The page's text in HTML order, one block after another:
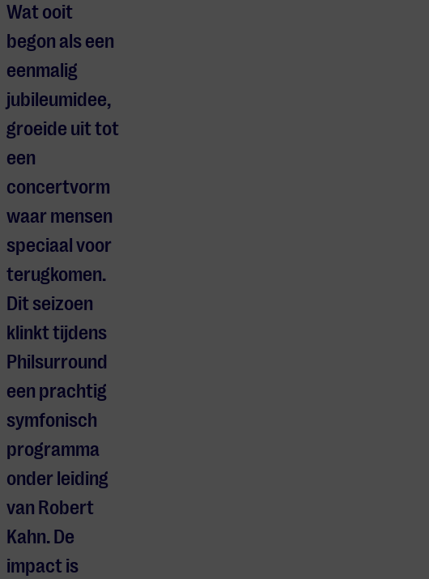
Wat ooit
begon als een
eenmalig
jubileumidee,
groeide uit tot
een
concertvorm
waar mensen
speciaal voor
terugkomen.
Dit seizoen
klinkt tijdens
Philsurround
een prachtig
symfonisch
programma
onder leiding
van Robert
Kahn. De
impact is